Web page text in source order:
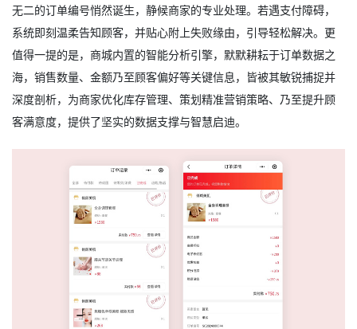
无二的订单编号悄然诞生，静候商家的专业处理。若遇支付障碍，
系统即刻温柔告知顾客，并贴心附上失败缘由，引导轻松解决。更
值得一提的是，商城内置的智能分析引擎，默默耕耘于订单数据之
海，销售数量、金额乃至顾客偏好等关键信息，皆被其敏锐捕捉并
深度剖析，为商家优化库存管理、策划精准营销策略、乃至提升顾
客满意度，提供了坚实的数据支撑与智慧启迪。